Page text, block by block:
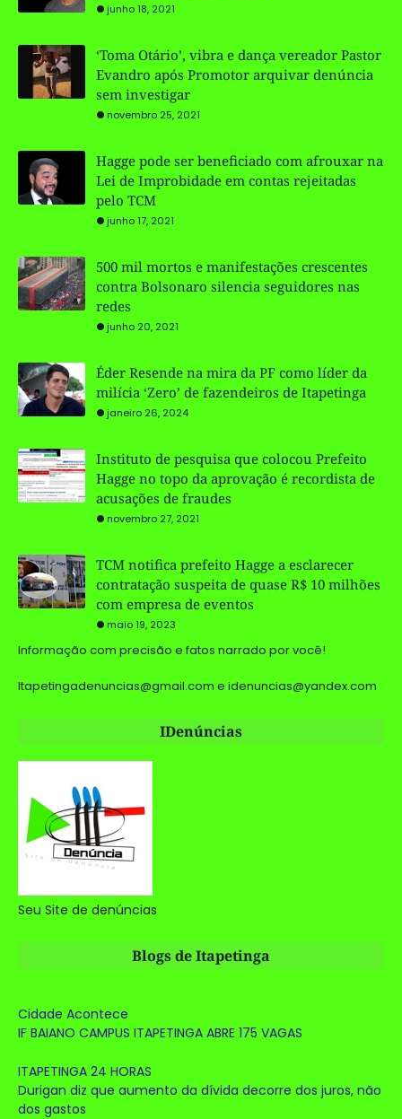
junho 18, 2021
‘Toma Otário’, vibra e dança vereador Pastor
Evandro após Promotor arquivar denúncia
sem investigar
novembro 25, 2021
Hagge pode ser beneficiado com afrouxar na
Lei de Improbidade em contas rejeitadas
pelo TCM
junho 17, 2021
500 mil mortos e manifestações crescentes
contra Bolsonaro silencia seguidores nas
redes
junho 20, 2021
Éder Resende na mira da PF como líder da
milícia ‘Zero’ de fazendeiros de Itapetinga
janeiro 26, 2024
Instituto de pesquisa que colocou Prefeito
Hagge no topo da aprovação é recordista de
acusações de fraudes
novembro 27, 2021
TCM notifica prefeito Hagge a esclarecer
contratação suspeita de quase R$ 10 milhões
com empresa de eventos
maio 19, 2023
Informação com precisão e fatos narrado por você!
Itapetingadenuncias@gmail.com e idenuncias@yandex.com
IDenúncias
Seu Site de denúncias
Blogs de Itapetinga
Cidade Acontece
IF BAIANO CAMPUS ITAPETINGA ABRE 175 VAGAS
ITAPETINGA 24 HORAS
Durigan diz que aumento da dívida decorre dos juros, não
dos gastos